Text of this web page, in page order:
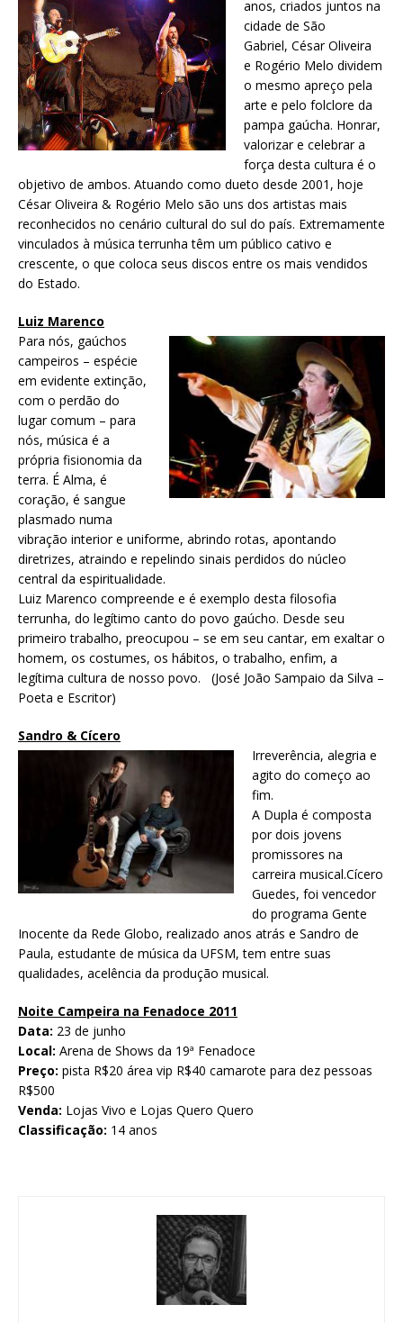
anos, criados juntos na
cidade de São
Gabriel, César Oliveira
e Rogério Melo dividem
o mesmo apreço pela
arte e pelo folclore da
pampa gaúcha. Honrar,
valorizar e celebrar a
força desta cultura é o
objetivo de ambos. Atuando como dueto desde 2001, hoje
César Oliveira & Rogério Melo são uns dos artistas mais
reconhecidos no cenário cultural do sul do país. Extremamente
vinculados à música terrunha têm um público cativo e
crescente, o que coloca seus discos entre os mais vendidos
do Estado.
Luiz Marenco
Para nós, gaúchos
campeiros – espécie
em evidente extinção,
com o perdão do
lugar comum – para
nós, música é a
própria fisionomia da
terra. É Alma, é
coração, é sangue
plasmado numa
vibração interior e uniforme, abrindo rotas, apontando
diretrizes, atraindo e repelindo sinais perdidos do núcleo
central da espiritualidade.
Luiz Marenco compreende e é exemplo desta filosofia
terrunha, do legítimo canto do povo gaúcho. Desde seu
primeiro trabalho, preocupou – se em seu cantar, em exaltar o
homem, os costumes, os hábitos, o trabalho, enfim, a
legítima cultura de nosso povo. (José João Sampaio da Silva –
Poeta e Escritor)
Sandro & Cícero
Irreverência, alegria e
agito do começo ao
fim.
A Dupla é composta
por dois jovens
promissores na
carreira musical.Cícero
Guedes, foi vencedor
do programa Gente
Inocente da Rede Globo, realizado anos atrás e Sandro de
Paula, estudante de música da UFSM, tem entre suas
qualidades, acelência da produção musical.
Noite Campeira na Fenadoce 2011
Data: 23 de junho
Local: Arena de Shows da 19ª Fenadoce
Preço: pista R$20 área vip R$40 camarote para dez pessoas
R$500
Venda: Lojas Vivo e Lojas Quero Quero
Classificação: 14 anos